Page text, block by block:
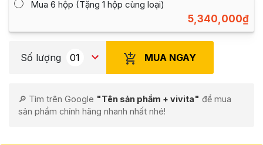
Mua 6 hộp (Tặng 1 hộp cùng loại)
5,340,000₫
Số lượng MUA NGAY
🔎 Tìm trên Google "Tên sản phẩm + vivita" để mua
sản phẩm chính hãng nhanh nhất nhé!